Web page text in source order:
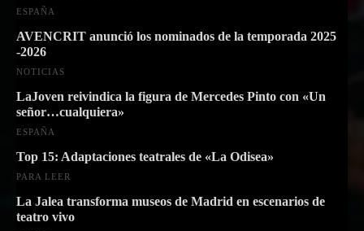
ESPAÑA
AVENCRIT anunció los nominados de la temporada 2025
-2026
NOTICIAS
LaJoven reivindica la figura de Mercedes Pinto con «Un
señor…cualquiera»
ESPAÑA
Top 15: Adaptaciones teatrales de «La Odisea»
PARA LEER
La Jalea transforma museos de Madrid en escenarios de
teatro vivo